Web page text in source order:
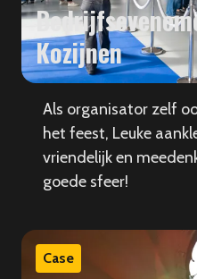
Kozijnen
Als organisator zelf
het feest, Leuke
vriendelijk en
goede sfeer!
Case